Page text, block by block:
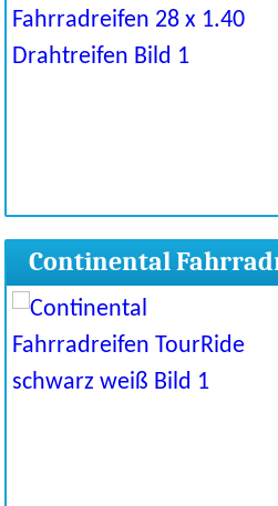
Continental
schwarz weiß